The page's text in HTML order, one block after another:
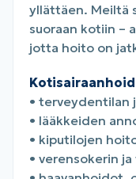
yllättäen. Meiltä
suoraan kotiin –
jotta hoito on
• terveydentilan
• lääkkeiden
• kiputilojen
• verensokerin